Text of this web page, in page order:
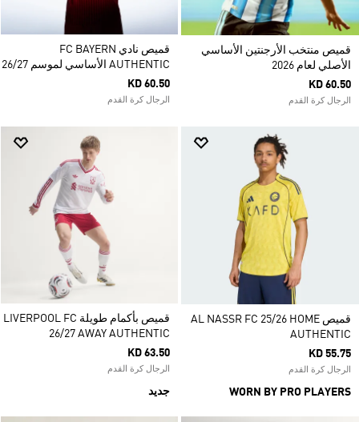
قميص منتخب الأرجنتين الأساسي
الأصلي لعام 2026
KD 60.50
الرجال كرة القدم
قميص نادي FC BAYERN
AUTHENTIC الأساسي لموسم 26/27
KD 60.50
الرجال كرة القدم
قميص AL NASSR FC 25/26 HOME
AUTHENTIC
KD 55.75
الرجال كرة القدم
WORN BY PRO PLAYERS
قميص بأكمام طويلة LIVERPOOL FC
26/27 AWAY AUTHENTIC
KD 63.50
الرجال كرة القدم
جديد